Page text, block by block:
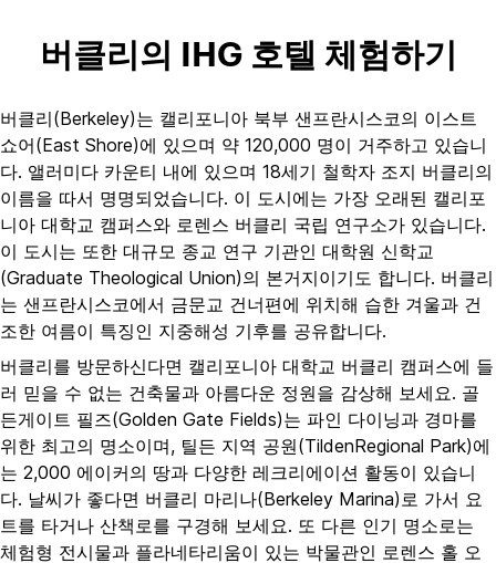
버클리의 IHG 호텔 체험하기
버클리(Berkeley)는 캘리포니아 북부 샌프란시스코의 이스트
쇼어(East Shore)에 있으며 약 120,000 명이 거주하고 있습니
다. 앨러미다 카운티 내에 있으며 18세기 철학자 조지 버클리의
이름을 따서 명명되었습니다. 이 도시에는 가장 오래된 캘리포
니아 대학교 캠퍼스와 로렌스 버클리 국립 연구소가 있습니다.
이 도시는 또한 대규모 종교 연구 기관인 대학원 신학교
(Graduate Theological Union)의 본거지이기도 합니다. 버클리
는 샌프란시스코에서 금문교 건너편에 위치해 습한 겨울과 건
조한 여름이 특징인 지중해성 기후를 공유합니다.
버클리를 방문하신다면 캘리포니아 대학교 버클리 캠퍼스에 들
러 믿을 수 없는 건축물과 아름다운 정원을 감상해 보세요. 골
든게이트 필즈(Golden Gate Fields)는 파인 다이닝과 경마를
위한 최고의 명소이며, 틸든 지역 공원(TildenRegional Park)에
는 2,000 에이커의 땅과 다양한 레크리에이션 활동이 있습니
다. 날씨가 좋다면 버클리 마리나(Berkeley Marina)로 가서 요
트를 타거나 산책로를 구경해 보세요. 또 다른 인기 명소로는
체험형 전시물과 플라네타리움이 있는 박물관인 로렌스 홀 오